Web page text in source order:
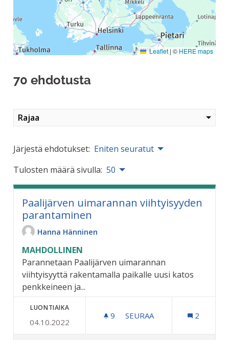
Leaflet | © HERE maps
70 ehdotusta
Rajaa
Järjestä ehdotukset: Eniten seuratut
Tulosten määrä sivulla: 50
Paalijärven uimarannan viihtyisyyden
parantaminen
Hanna Hänninen
MAHDOLLINEN
Parannetaan Paalijärven uimarannan
viihtyisyyttä rakentamalla paikalle uusi katos
penkkeineen ja...
LUONTIAIKA
04.10.2022
9 9 SEURAAJAA
SEURAA 2